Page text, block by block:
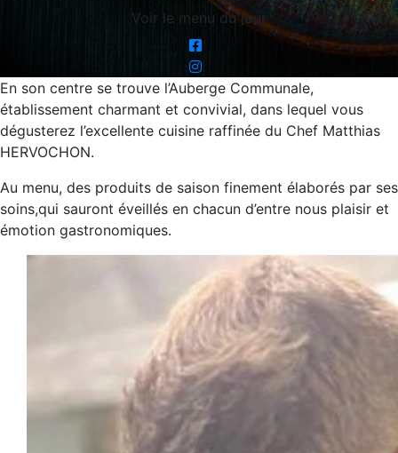
Voir le menu du jour
En son centre se trouve l’Auberge Communale,
établissement charmant et convivial, dans lequel vous
dégusterez l’excellente cuisine raffinée du Chef Matthias
HERVOCHON.
Au menu, des produits de saison finement élaborés par ses
soins,qui sauront éveillés en chacun d’entre nous plaisir et
émotion gastronomiques.